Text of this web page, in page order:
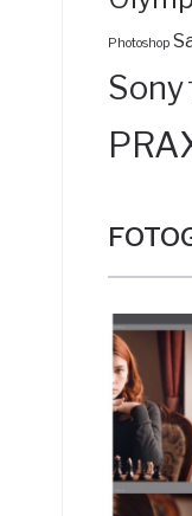
Photoshop
Sony